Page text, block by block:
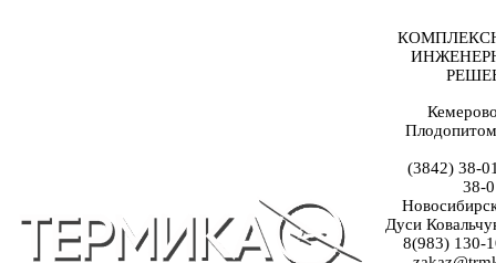
(3842) 38-
38-
Дуси
8(983) 130-